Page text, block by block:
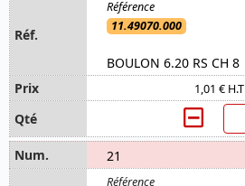
11.49070.000
BOULON 6.20 RS CH 8
1,01 € H.T
21